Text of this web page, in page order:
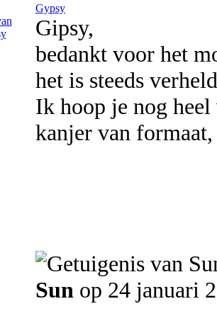
Gypsy
Gipsy,
bedankt voor het
het is steeds
Ik hoop je nog heel
kanjer van
Sun op 24 januari